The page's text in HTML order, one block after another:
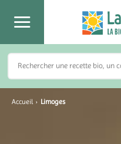
Accueil › Limoges